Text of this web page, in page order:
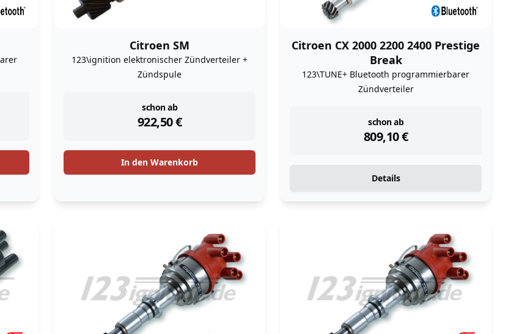
Citroen SM
123\ignition elektronischer Zündverteiler +
Zündspule
schon ab
922,50€
instock
In den Warenkorb
Citroen CX 2000 2200 2400 Prestige
Break
123\TUNE+ Bluetooth programmierbarer
Zündverteiler
schon ab
809,10€
instock
Details